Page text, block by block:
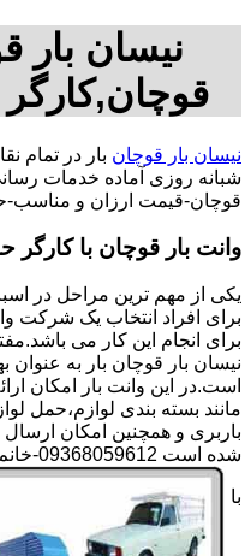
نیسان بار
نیسان بار قوچان بار در تمام
شبانه روزی آماده خدمات
قوچان-قیمت ارزان و مناسب-
وانت بار قوچان با کارگر
یکی از مهم ترین مراحل در
برای افراد انتخاب یک شرکت
برای انجام این کار می
نیسان بار قوچان بار به
است.در این وانت بار امکان
مانند بسته بندی لوازم،حمل
باربری و همچنین امکان ارسال
شده است 09368059612-خانم گلزاری.
با